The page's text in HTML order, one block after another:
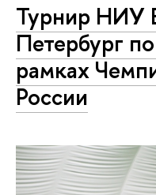
Турнир
Петербург
рамках
России